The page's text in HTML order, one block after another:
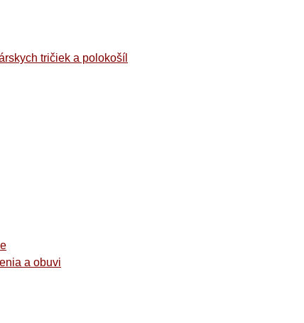
tričiek a polokošíl
a obuvi